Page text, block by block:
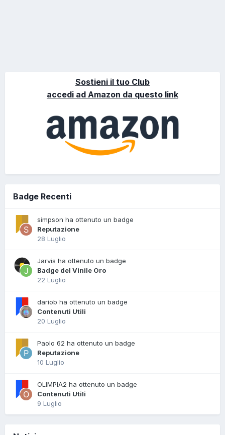
Sostieni il tuo Club
accedi ad Amazon da questo link
Badge Recenti
simpson ha ottenuto un badge
Reputazione
28 Luglio
Jarvis ha ottenuto un badge
Badge del Vinile Oro
22 Luglio
dariob ha ottenuto un badge
Contenuti Utili
20 Luglio
Paolo 62 ha ottenuto un badge
Reputazione
10 Luglio
OLIMPIA2 ha ottenuto un badge
Contenuti Utili
9 Luglio